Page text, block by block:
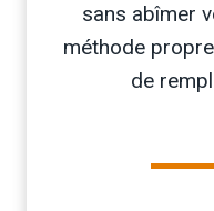
sans abîmer
méthode
de